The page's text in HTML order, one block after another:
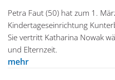
Petra Faut (50) hat zum 1.
Kindertageseinrichtung
Sie vertritt Katharina Nowak
und Elternzeit.
mehr